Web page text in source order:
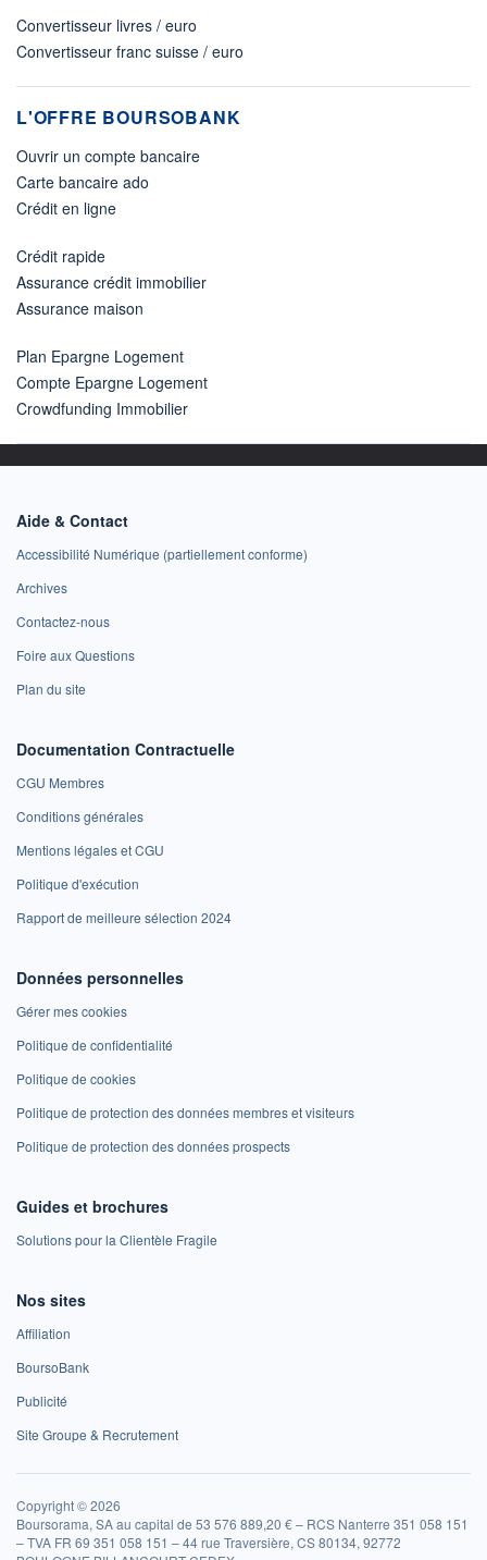
Convertisseur livres / euro
Convertisseur franc suisse / euro
L'OFFRE BOURSOBANK
Ouvrir un compte bancaire
Carte bancaire ado
Crédit en ligne
Crédit rapide
Assurance crédit immobilier
Assurance maison
Plan Epargne Logement
Compte Epargne Logement
Crowdfunding Immobilier
Aide & Contact
Accessibilité Numérique (partiellement conforme)
Archives
Contactez-nous
Foire aux Questions
Plan du site
Documentation Contractuelle
CGU Membres
Conditions générales
Mentions légales et CGU
Politique d'exécution
Rapport de meilleure sélection 2024
Données personnelles
Gérer mes cookies
Politique de confidentialité
Politique de cookies
Politique de protection des données membres et visiteurs
Politique de protection des données prospects
Guides et brochures
Solutions pour la Clientèle Fragile
Nos sites
Affiliation
BoursoBank
Publicité
Site Groupe & Recrutement
Copyright © 2026
Boursorama, SA au capital de 53 576 889,20 € – RCS Nanterre 351 058 151
– TVA FR 69 351 058 151 – 44 rue Traversière, CS 80134, 92772